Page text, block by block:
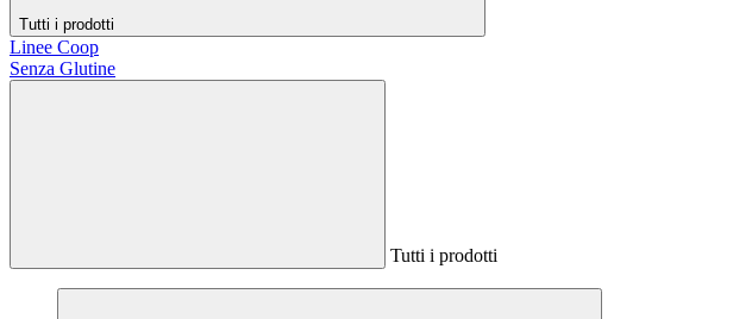
Tutti i prodotti
Linee Coop
Senza Glutine
Tutti i prodotti